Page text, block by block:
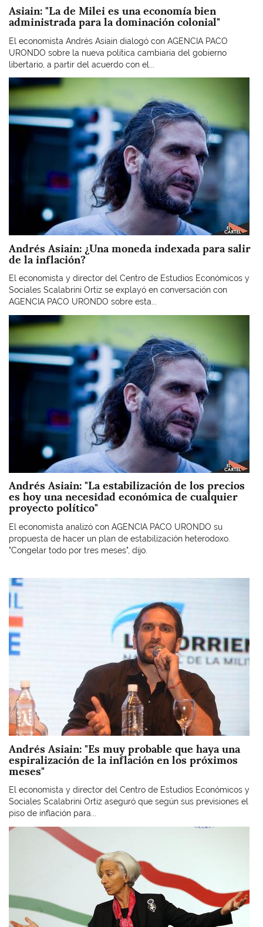
Asiain: "La de Milei es una economía bien
administrada para la dominación colonial"
El economista Andrés Asiain dialogó con AGENCIA PACO
URONDO sobre la nueva política cambiaria del gobierno
libertario, a partir del acuerdo con el...
Imagen
Andrés Asiain: ¿Una moneda indexada para salir
de la inflación?
El economista y director del Centro de Estudios Económicos y
Sociales Scalabrini Ortiz se explayó en conversación con
AGENCIA PACO URONDO sobre esta...
Imagen
Andrés Asiain: "La estabilización de los precios
es hoy una necesidad económica de cualquier
proyecto político"
El economista analizó con AGENCIA PACO URONDO su
propuesta de hacer un plan de estabilización heterodoxo.
"Congelar todo por tres meses", dijo.
Imagen
Andrés Asiain: "Es muy probable que haya una
espiralización de la inflación en los próximos
meses"
El economista y director del Centro de Estudios Económicos y
Sociales Scalabrini Ortiz aseguró que según sus previsiones el
piso de inflación para...
Imagen